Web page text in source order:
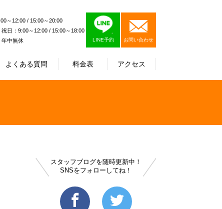
よくある質問 料金表 アクセス
～12:00 / 15:00～20:00
祝日：9:00～12:00 / 15:00～18:00
年中無休
LINE予約 お問い合わせ
スタッフブログを随時更新中！
SNSをフォローしてね！